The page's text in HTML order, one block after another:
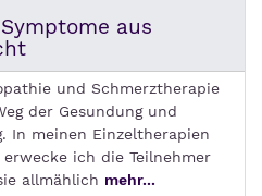
aus
und Schmerztherapie
der Gesundung und
In meinen Einzeltherapien
ich die Teilnehmer
allmählich mehr...